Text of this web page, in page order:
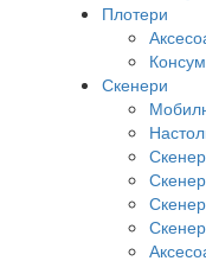
Плотери
Скенери